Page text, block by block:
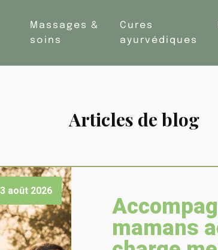
Massages &
soins
Cures
ayurvédiques
Articles de blog
3 août 2026
mamans